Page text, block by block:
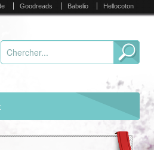
Goodreads Babelio Hellocoton